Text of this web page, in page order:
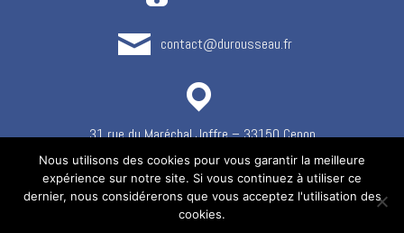
contact@durousseau.fr
31 rue du Maréchal Joffre – 33150 Cenon
Nous utilisons des cookies pour vous garantir la meilleure
expérience sur notre site. Si vous continuez à utiliser ce
dernier, nous considérerons que vous acceptez l'utilisation des
cookies.